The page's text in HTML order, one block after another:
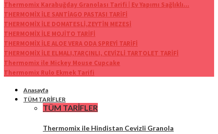
Thermomix Karabuğday Granolası Tarifi | Ev Yapımı Sağlıklı...
THERMOMİX İLE SANTİAGO PASTASI TARİFİ
THERMOMİX İLE DOMATESLİ,ZEYTİN MEZESİ
THERMOMİX İLE MOJİTO TARİFİ
THERMOMİX İLE ALOE VERA ODA SPREYİ TARİFİ
THERMOMİX İLE ELMALI,TARÇINLI, CEVİZLİ TARTOLET TARİFİ
Thermomix ile Mickey Mouse Cupcake
Thermomix Rulo Ekmek Tarifi
Anasayfa
TÜM TARİFLER
TÜM TARİFLER
Thermomix ile Hindistan Cevizli Granola